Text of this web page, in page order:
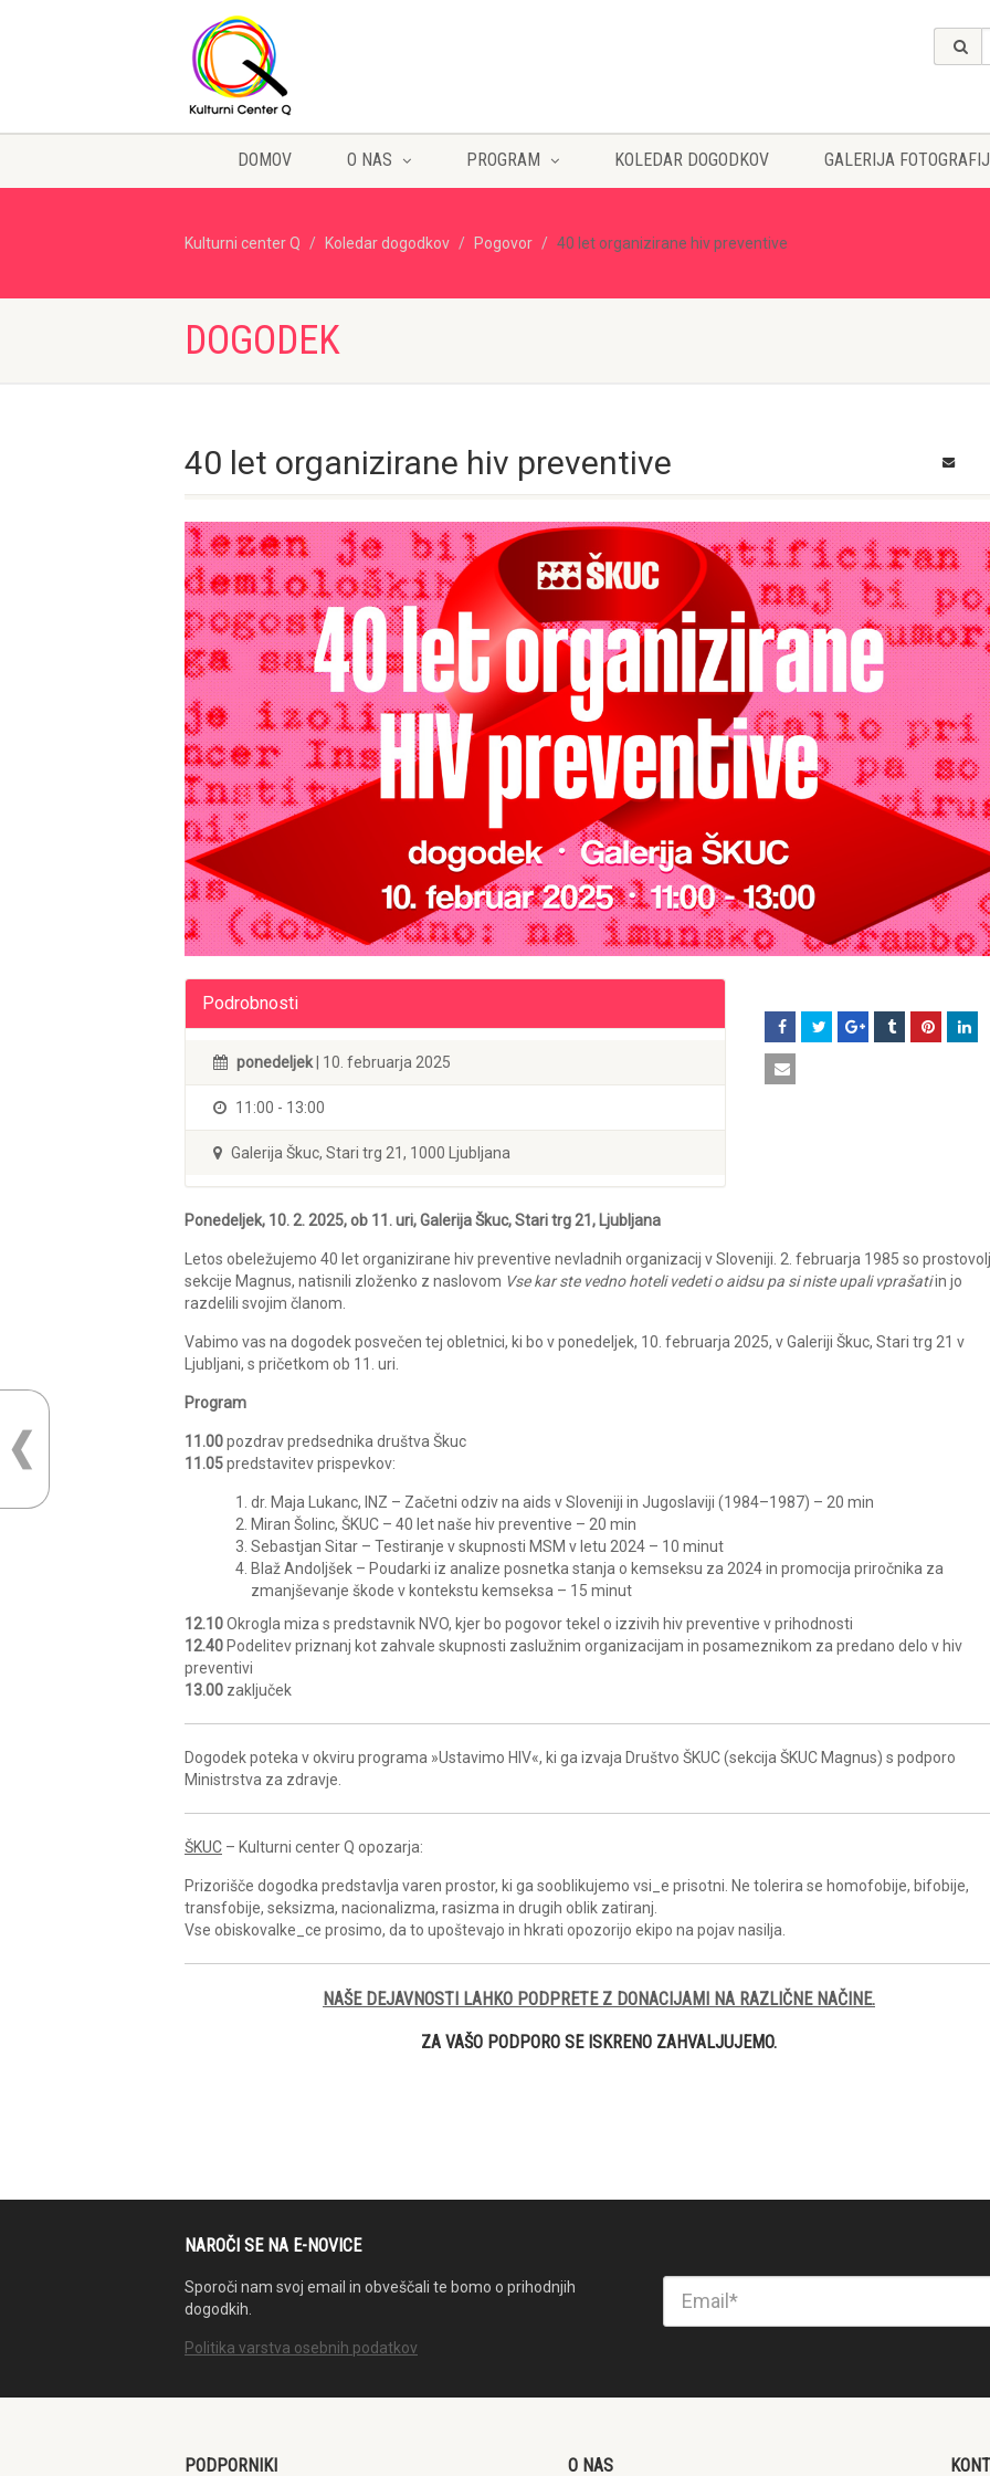
DOMOV O NAS PROGRAM KOLEDAR DOGODKOV GALERIJA FOTOGRAFIJ
Kulturni center Q Koledar dogodkov Pogovor 40 let organizirane hiv preventive
DOGODEK
40 let organizirane hiv preventive
Podrobnosti
ponedeljek| 10. februarja 2025
11:00 - 13:00
Galerija Škuc, Stari trg 21, 1000 Ljubljana
Ponedeljek, 10. 2. 2025, ob 11. uri, Galerija Škuc, Stari trg 21, Ljubljana
Letos obeležujemo 40 let organizirane hiv preventive nevladnih organizacij v Sloveniji. 2. februarja 1985 so
sekcije Magnus, natisnili zloženko z naslovom Vse kar ste vedno hoteli vedeti o aidsu pa si niste upali vprašatiin jo
razdelili svojim članom.
Vabimo vas na dogodek posvečen tej obletnici, ki bo v ponedeljek, 10. februarja 2025, v Galeriji Škuc, Stari trg 21 v
Ljubljani, s pričetkom ob 11. uri.
Program
11.00pozdrav predsednika društva Škuc
11.05predstavitev prispevkov:
dr. Maja Lukanc, INZ – Začetni odziv na aids v Sloveniji in Jugoslaviji (1984–1987) – 20 min
Miran Šolinc, ŠKUC – 40 let naše hiv preventive – 20 min
Sebastjan Sitar – Testiranje v skupnosti MSM v letu 2024 – 10 minut
Blaž Andoljšek – Poudarki iz analize posnetka stanja o kemseksu za 2024 in promocija priročnika za
zmanjševanje škode v kontekstu kemseksa – 15 minut
12.10Okrogla miza s predstavnik NVO, kjer bo pogovor tekel o izzivih hiv preventive v prihodnosti
12.40Podelitev priznanj kot zahvale skupnosti zaslužnim organizacijam in posameznikom za predano delo v hiv
preventivi
13.00 zaključek
Dogodek poteka v okviru programa »Ustavimo HIV«, ki ga izvaja Društvo ŠKUC (sekcija ŠKUC Magnus) s podporo
Ministrstva za zdravje.
ŠKUC – Kulturni center Q opozarja:
Prizorišče dogodka predstavlja varen prostor, ki ga sooblikujemo vsi_e prisotni. Ne tolerira se homofobije, bifobije,
transfobije, seksizma, nacionalizma, rasizma in drugih oblik zatiranj.
Vse obiskovalke_ce prosimo, da to upoštevajo in hkrati opozorijo ekipo na pojav nasilja.
NAŠE DEJAVNOSTI LAHKO PODPRETE Z DONACIJAMI NA RAZLIČNE NAČINE.
ZA VAŠO PODPORO SE ISKRENO ZAHVALJUJEMO.
NAROČI SE NA E-NOVICE
Sporoči nam svoj email in obveščali te bomo o prihodnjih
dogodkih.
Politika varstva osebnih podatkov
PODPORNIKI O NAS